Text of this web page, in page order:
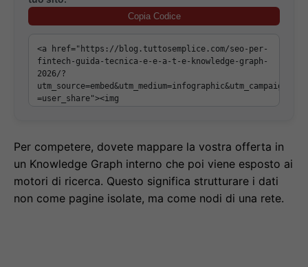
Copia Codice
Per competere, dovete mappare la vostra offerta in
un Knowledge Graph interno che poi viene esposto ai
motori di ricerca. Questo significa strutturare i dati
non come pagine isolate, ma come nodi di una rete.